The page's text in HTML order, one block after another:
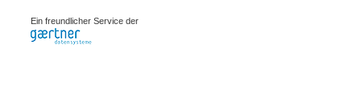
Ein freundlicher Service der